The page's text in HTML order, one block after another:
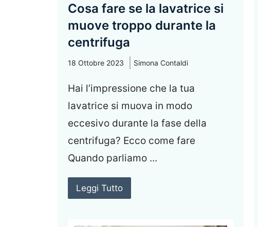
Cosa fare se la lavatrice si
muove troppo durante la
centrifuga
18 Ottobre 2023 Simona Contaldi
Hai l’impressione che la tua
lavatrice si muova in modo
eccesivo durante la fase della
centrifuga? Ecco come fare
Quando parliamo ...
Leggi Tutto